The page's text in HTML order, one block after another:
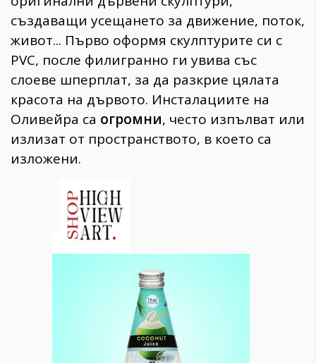
създаващи усещането за движение, поток,
живот... Първо оформя скулптурите си с
PVC, после филигранно ги увива със
слоеве шперплат, за да разкрие цялата
красота на дървото. Инсталациите на
Оливейра са огромни, често изпълват или
излизат от пространството, в което са
изложени.